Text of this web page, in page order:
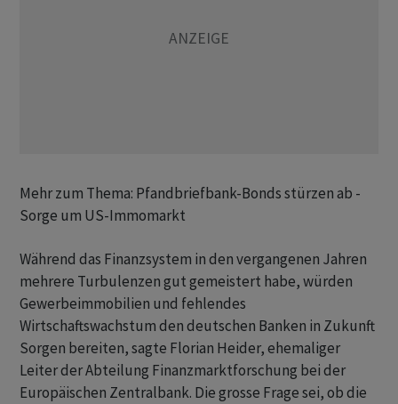
Mehr zum Thema: Pfandbriefbank-Bonds stürzen ab -
Sorge um US-Immomarkt
Während das Finanzsystem in den vergangenen Jahren
mehrere Turbulenzen gut gemeistert habe, würden
Gewerbeimmobilien und fehlendes
Wirtschaftswachstum den deutschen Banken in Zukunft
Sorgen bereiten, sagte Florian Heider, ehemaliger
Leiter der Abteilung Finanzmarktforschung bei der
Europäischen Zentralbank. Die grosse Frage sei, ob die